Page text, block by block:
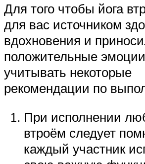
Для того чтобы йога
для вас источником
вдохновения и
положительные
учитывать некоторые
рекомендации по
При исполнении
втроём следует
каждый участник